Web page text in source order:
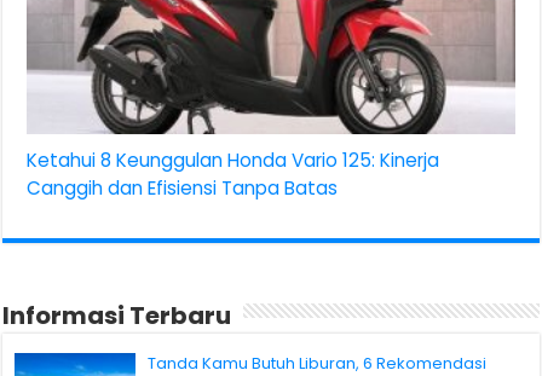
Ketahui 8 Keunggulan Honda Vario 125: Kinerja
Canggih dan Efisiensi Tanpa Batas
Informasi Terbaru
Tanda Kamu Butuh Liburan, 6 Rekomendasi